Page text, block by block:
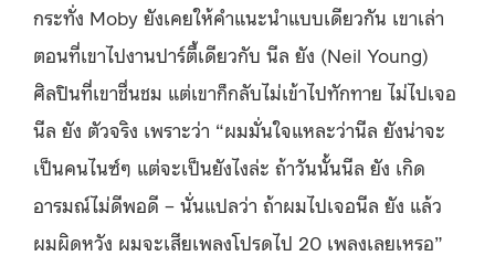
กระทั่ง Moby ยังเคยให้คำแนะนำแบบเดียวกัน เขาเล่า
ตอนที่เขาไปงานปาร์ตี้เดียวกับ นีล ยัง (Neil Young)
ศิลปินที่เขาชื่นชม แต่เขาก็กลับไม่เข้าไปทักทาย ไม่ไปเจอ
นีล ยัง ตัวจริง เพราะว่า “ผมมั่นใจแหละว่านีล ยังน่าจะ
เป็นคนไนซ์ๆ แต่จะเป็นยังไงล่ะ ถ้าวันนั้นนีล ยัง เกิด
อารมณ์ไม่ดีพอดี – นั่นแปลว่า ถ้าผมไปเจอนีล ยัง แล้ว
ผมผิดหวัง ผมจะเสียเพลงโปรดไป 20 เพลงเลยเหรอ”